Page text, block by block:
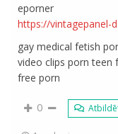
eporner
https://vintagepanel-
gay medical fetish
video clips porn teen
free porn
0